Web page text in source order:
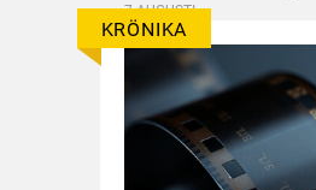
7 AUGUSTI
KRÖNIKA